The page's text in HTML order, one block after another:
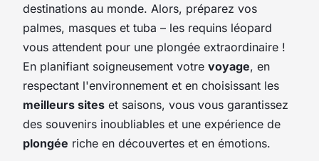
destinations au monde. Alors, préparez vos
palmes, masques et tuba – les requins léopard
vous attendent pour une plongée extraordinaire !
En planifiant soigneusement votre voyage, en
respectant l'environnement et en choisissant les
meilleurs sites et saisons, vous vous garantissez
des souvenirs inoubliables et une expérience de
plongée riche en découvertes et en émotions.